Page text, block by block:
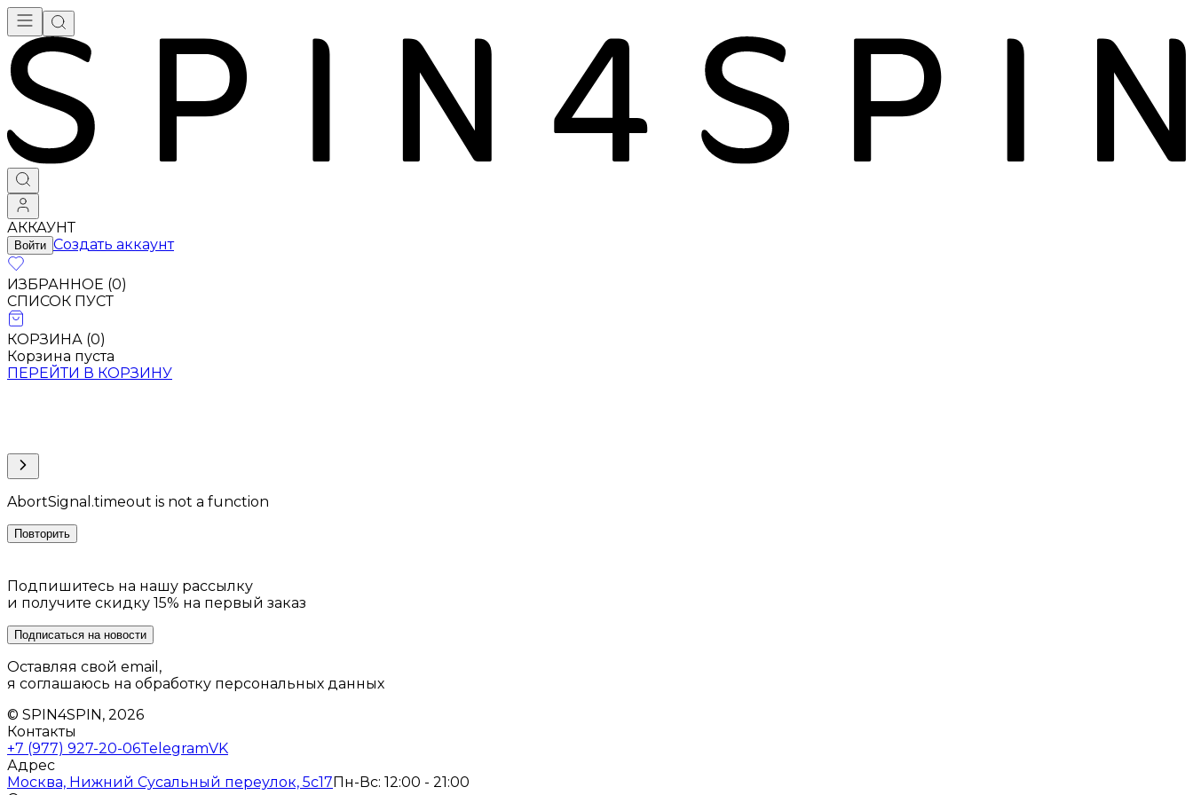
АККАУНТ
Войти Создать аккаунт
ИЗБРАННОЕ (0)
СПИСОК ПУСТ
КОРЗИНА (0)
Корзина пуста
ПЕРЕЙТИ В КОРЗИНУ
AbortSignal.timeout is not a function
Повторить
Подпишитесь на нашу рассылку
и получите скидку 15% на первый заказ
Подписаться на новости
Оставляя свой email,
я соглашаюсь на обработку персональных данных
© SPIN4SPIN, 2026
Контакты
+7 (977) 927-20-06TelegramVK
Адрес
Москва, Нижний Сусальный переулок, 5с17 Пн-Вс: 12:00 - 21:00